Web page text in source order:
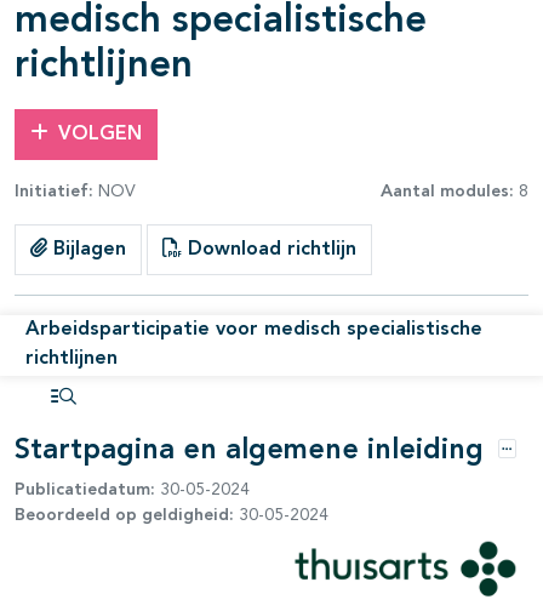
medisch specialistische
richtlijnen
VOLGEN
Initiatief: NOV Aantal modules: 8
Bijlagen Download richtlijn
Arbeidsparticipatie voor medisch specialistische
richtlijnen
open- en dichtklappen
Startpagina en algemene inleiding
Publicatiedatum: 30-05-2024
Beoordeeld op geldigheid: 30-05-2024